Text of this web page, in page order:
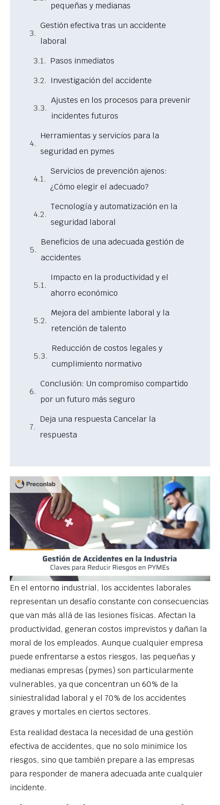
En el entorno industrial, los accidentes laborales
representan un desafío constante con consecuencias
que van más allá de las lesiones físicas. Afectan la
productividad, generan costos imprevistos y dañan la
moral de los empleados. Aunque cualquier empresa
puede enfrentarse a estos riesgos, las pequeñas y
medianas empresas (pymes) son particularmente
vulnerables, ya que concentran un 60% de la
siniestralidad laboral y el 70% de los accidentes
graves y mortales en ciertos sectores.
Esta realidad destaca la necesidad de una gestión
efectiva de accidentes, que no solo minimice los
riesgos, sino que también prepare a las empresas
para responder de manera adecuada ante cualquier
incidente.
pequeñas y medianas
Gestión efectiva tras un accidente
laboral
Pasos inmediatos
Investigación del accidente
Ajustes en los procesos para prevenir
incidentes futuros
Herramientas y servicios para la
seguridad en pymes
Servicios de prevención ajenos:
¿Cómo elegir el adecuado?
Tecnología y automatización en la
seguridad laboral
Beneficios de una adecuada gestión de
accidentes
Impacto en la productividad y el
ahorro económico
Mejora del ambiente laboral y la
retención de talento
Reducción de costos legales y
cumplimiento normativo
Conclusión: Un compromiso compartido
por un futuro más seguro
Deja una respuesta Cancelar la
respuesta